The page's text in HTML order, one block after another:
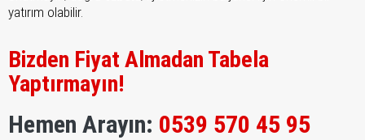
yatırım olabilir.
Bizden Fiyat Almadan Tabela
Yaptırmayın!
Hemen Arayın: 0539 570 45 95